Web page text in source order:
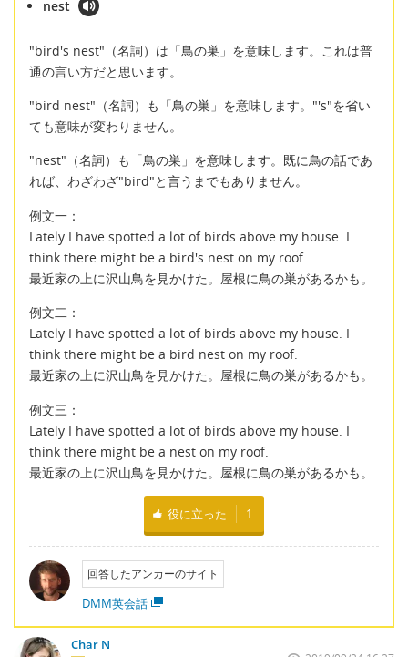
nest
"bird's nest"（名詞）は「鳥の巣」を意味します。これは普
通の言い方だと思います。
"bird nest"（名詞）も「鳥の巣」を意味します。"'s"を省い
ても意味が変わりません。
"nest"（名詞）も「鳥の巣」を意味します。既に鳥の話であ
れば、わざわざ"bird"と言うまでもありません。
例文一：
Lately I have spotted a lot of birds above my house. I
think there might be a bird's nest on my roof.
最近家の上に沢山鳥を見かけた。屋根に鳥の巣があるかも。
例文二：
Lately I have spotted a lot of birds above my house. I
think there might be a bird nest on my roof.
最近家の上に沢山鳥を見かけた。屋根に鳥の巣があるかも。
例文三：
Lately I have spotted a lot of birds above my house. I
think there might be a nest on my roof.
最近家の上に沢山鳥を見かけた。屋根に鳥の巣があるかも。
役に立った 1
回答したアンカーのサイト
DMM英会話
Char N